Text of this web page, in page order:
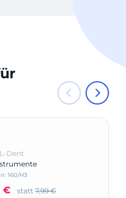
Dent
160/H3
€ statt 7,99 €